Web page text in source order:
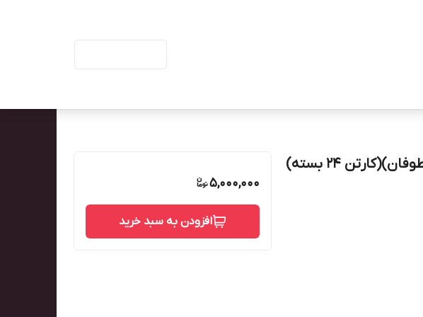
5,000,000
افزودن به سبد خرید